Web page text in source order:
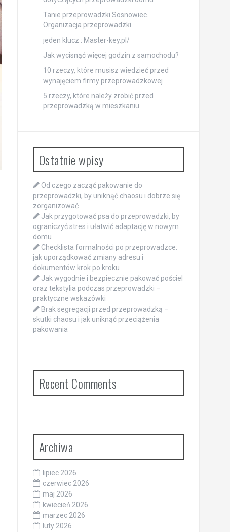
Tanie przeprowadzki Sosnowiec.
Organizacja przeprowadzki
jeden klucz : Master-key.pl/
Jak wycisnąć więcej godzin z samochodu?
10 rzeczy, które musisz wiedzieć przed
wynajęciem firmy przeprowadzkowej
5 rzeczy, które należy zrobić przed
przeprowadzką w mieszkaniu
Ostatnie wpisy
Od czego zacząć pakowanie do
przeprowadzki, by uniknąć chaosu i dobrze się
zorganizować
Jak przygotować psa do przeprowadzki, by
ograniczyć stres i ułatwić adaptację w nowym
domu
Checklista formalności po przeprowadzce:
jak uporządkować zmiany adresu i
dokumentów krok po kroku
Jak wygodnie i bezpiecznie pakować pościel
oraz tekstylia podczas przeprowadzki –
praktyczne wskazówki
Brak segregacji przed przeprowadzką –
skutki chaosu i jak uniknąć przeciążenia
pakowania
Recent Comments
Archiwa
lipiec 2026
czerwiec 2026
maj 2026
kwiecień 2026
marzec 2026
luty 2026